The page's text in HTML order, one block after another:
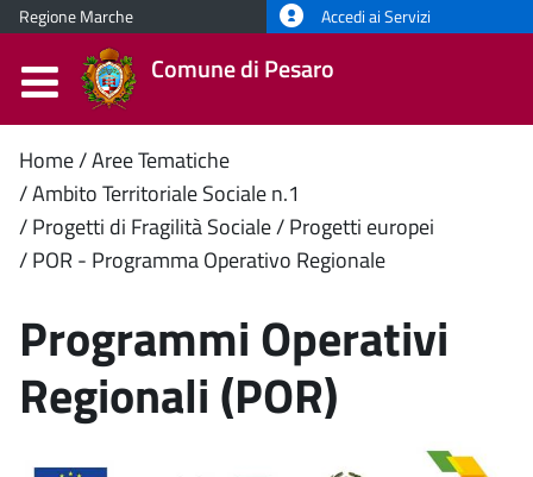
Regione Marche Accedi ai Servizi
Comune di Pesaro
Contenuto
principale
Home Aree Tematiche
Ambito Territoriale Sociale n.1
Progetti di Fragilità Sociale Progetti europei
POR - Programma Operativo Regionale
Programmi Operativi
Regionali (POR)